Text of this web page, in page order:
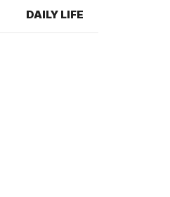
DAILY LIFE